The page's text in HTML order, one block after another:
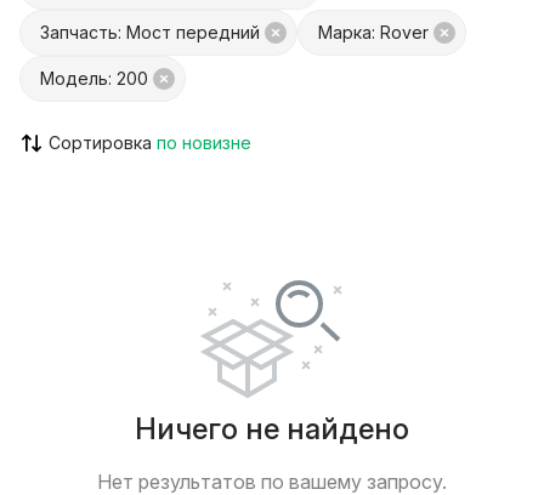
Запчасть: Мост передний Марка: Rover
Модель: 200
Сортировка
Ничего не найдено
Нет результатов по вашему запросу.